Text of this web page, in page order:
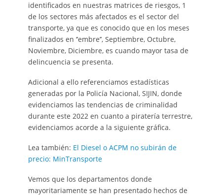
identificados en nuestras matrices de riesgos, 1
de los sectores más afectados es el sector del
transporte, ya que es conocido que en los meses
finalizados en ‘’embre’’, Septiembre, Octubre,
Noviembre, Diciembre, es cuando mayor tasa de
delincuencia se presenta.
Adicional a ello referenciamos estadísticas
generadas por la Policía Nacional, SIJIN, donde
evidenciamos las tendencias de criminalidad
durante este 2022 en cuanto a piratería terrestre,
evidenciamos acorde a la siguiente gráfica.
Lea también: El Diesel o ACPM no subirán de
precio: MinTransporte
Vemos que los departamentos donde
mayoritariamente se han presentado hechos de